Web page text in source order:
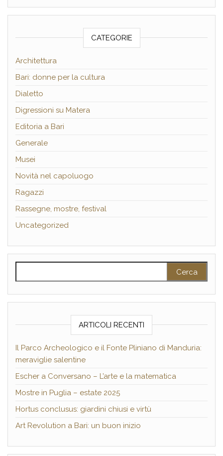
CATEGORIE
Architettura
Bari: donne per la cultura
Dialetto
Digressioni su Matera
Editoria a Bari
Generale
Musei
Novità nel capoluogo
Ragazzi
Rassegne, mostre, festival
Uncategorized
ARTICOLI RECENTI
Il Parco Archeologico e il Fonte Pliniano di Manduria:
meraviglie salentine
Escher a Conversano – L’arte e la matematica
Mostre in Puglia – estate 2025
Hortus conclusus: giardini chiusi e virtù
Art Revolution a Bari: un buon inizio